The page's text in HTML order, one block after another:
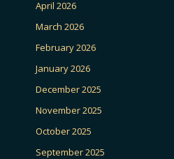
April 2026
March 2026
February 2026
January 2026
December 2025
November 2025
October 2025
September 2025